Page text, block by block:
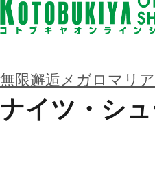
無限邂逅メガロマリア
ナイツ・シ